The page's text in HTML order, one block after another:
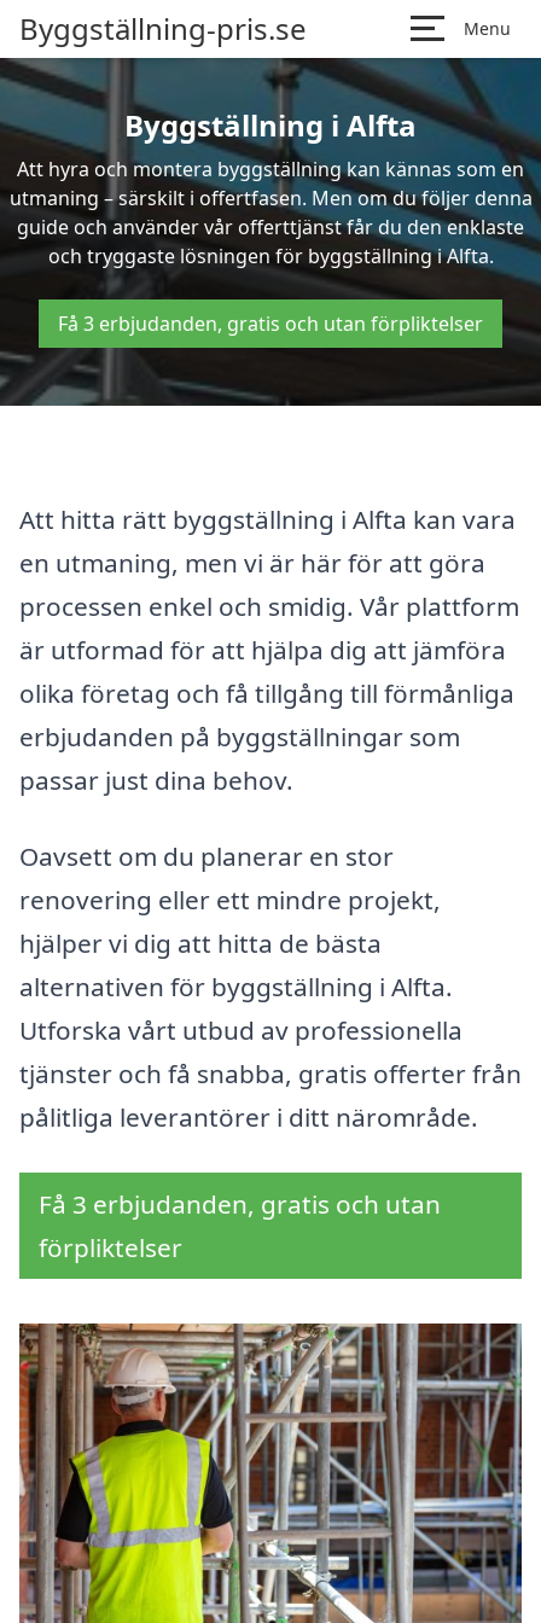
Byggställning-pris.se Menu
Byggställning i Alfta
Att hyra och montera byggställning kan kännas som en
utmaning – särskilt i offertfasen. Men om du följer denna
guide och använder vår offerttjänst får du den enklaste
och tryggaste lösningen för byggställning i Alfta.
Få 3 erbjudanden, gratis och utan förpliktelser
Att hitta rätt byggställning i Alfta kan vara
en utmaning, men vi är här för att göra
processen enkel och smidig. Vår plattform
är utformad för att hjälpa dig att jämföra
olika företag och få tillgång till förmånliga
erbjudanden på byggställningar som
passar just dina behov.
Oavsett om du planerar en stor
renovering eller ett mindre projekt,
hjälper vi dig att hitta de bästa
alternativen för byggställning i Alfta.
Utforska vårt utbud av professionella
tjänster och få snabba, gratis offerter från
pålitliga leverantörer i ditt närområde.
Få 3 erbjudanden, gratis och utan
förpliktelser